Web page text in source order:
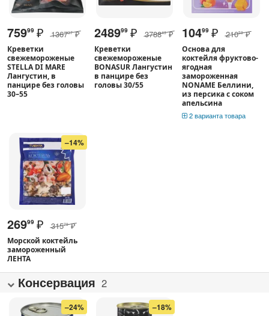
75999 ₽ 136737 ₽
Креветки
свежемороженые
STELLA DI MARE
Лангустин, в
панцире без головы
30–55
248999 ₽ 378843 ₽
Креветки
свежемороженые
BONASUR Лангустин
в панцире без
головы 30/55
10499 ₽ 21059 ₽
Основа для
коктейля фруктово-
ягодная
замороженная
NONAME Беллини,
из персика с соком
апельсина
2 варианта товара
–14%
26999 ₽ 31579 ₽
Морской коктейль
замороженный
ЛЕНТА
Консервация 2
–24% –18%